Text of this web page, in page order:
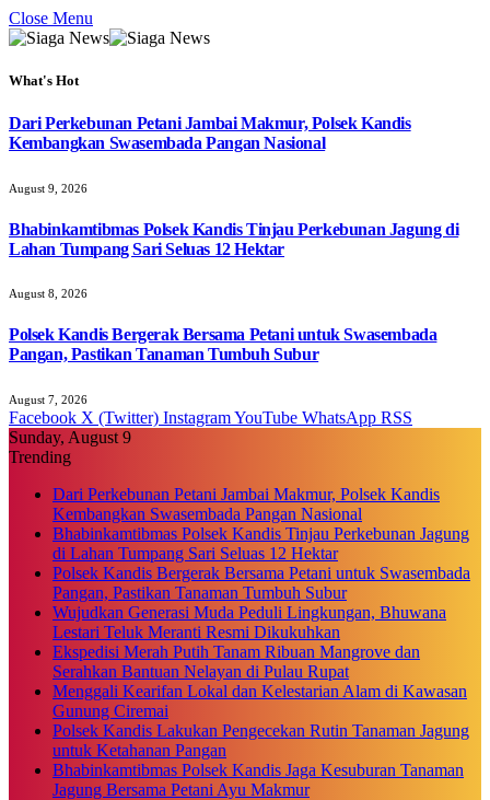
Close Menu
What's Hot
Dari Perkebunan Petani Jambai Makmur, Polsek Kandis
Kembangkan Swasembada Pangan Nasional
August 9, 2026
Bhabinkamtibmas Polsek Kandis Tinjau Perkebunan Jagung di
Lahan Tumpang Sari Seluas 12 Hektar
August 8, 2026
Polsek Kandis Bergerak Bersama Petani untuk Swasembada
Pangan, Pastikan Tanaman Tumbuh Subur
August 7, 2026
Facebook X (Twitter) InstagramYouTube WhatsApp RSS
Sunday, August 9
Trending
Dari Perkebunan Petani Jambai Makmur, Polsek Kandis
Kembangkan Swasembada Pangan Nasional
Bhabinkamtibmas Polsek Kandis Tinjau Perkebunan Jagung
di Lahan Tumpang Sari Seluas 12 Hektar
Polsek Kandis Bergerak Bersama Petani untuk Swasembada
Pangan, Pastikan Tanaman Tumbuh Subur
Wujudkan Generasi Muda Peduli Lingkungan, Bhuwana
Lestari Teluk Meranti Resmi Dikukuhkan
Ekspedisi Merah Putih Tanam Ribuan Mangrove dan
Serahkan Bantuan Nelayan di Pulau Rupat
Menggali Kearifan Lokal dan Kelestarian Alam di Kawasan
Gunung Ciremai
Polsek Kandis Lakukan Pengecekan Rutin Tanaman Jagung
untuk Ketahanan Pangan
Bhabinkamtibmas Polsek Kandis Jaga Kesuburan Tanaman
Jagung Bersama Petani Ayu Makmur